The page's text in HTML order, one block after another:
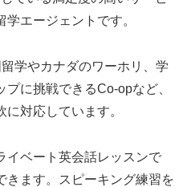
エージェントです。
学やカナダのワーホリ、学
に挑戦できるCo-opなど、
対応しています。
イベート英会話レッスンで
きます。スピーキング練習を